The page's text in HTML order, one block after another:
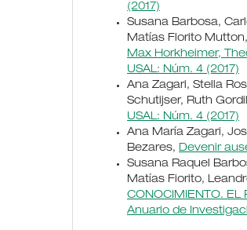
(2017)
Susana Barbosa,
Matías Florito
Max Horkheimer,
USAL: Núm. 4 (2017)
Ana Zagari, Stella
Schutijser, Ruth
USAL: Núm. 4 (2017)
Ana María Zagari,
Bezares, Devenir
Susana Raquel
Matías Fiorito,
CONOCIMIENTO. EL
Anuario de